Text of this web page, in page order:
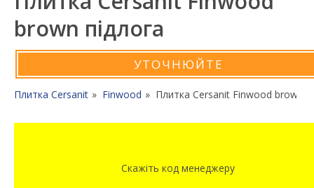
brown підлога
УТОЧНЮЙТЕ
Плитка Cersanit Finwood Плитка Cersanit Finwood brown
Скажіть код менеджеру